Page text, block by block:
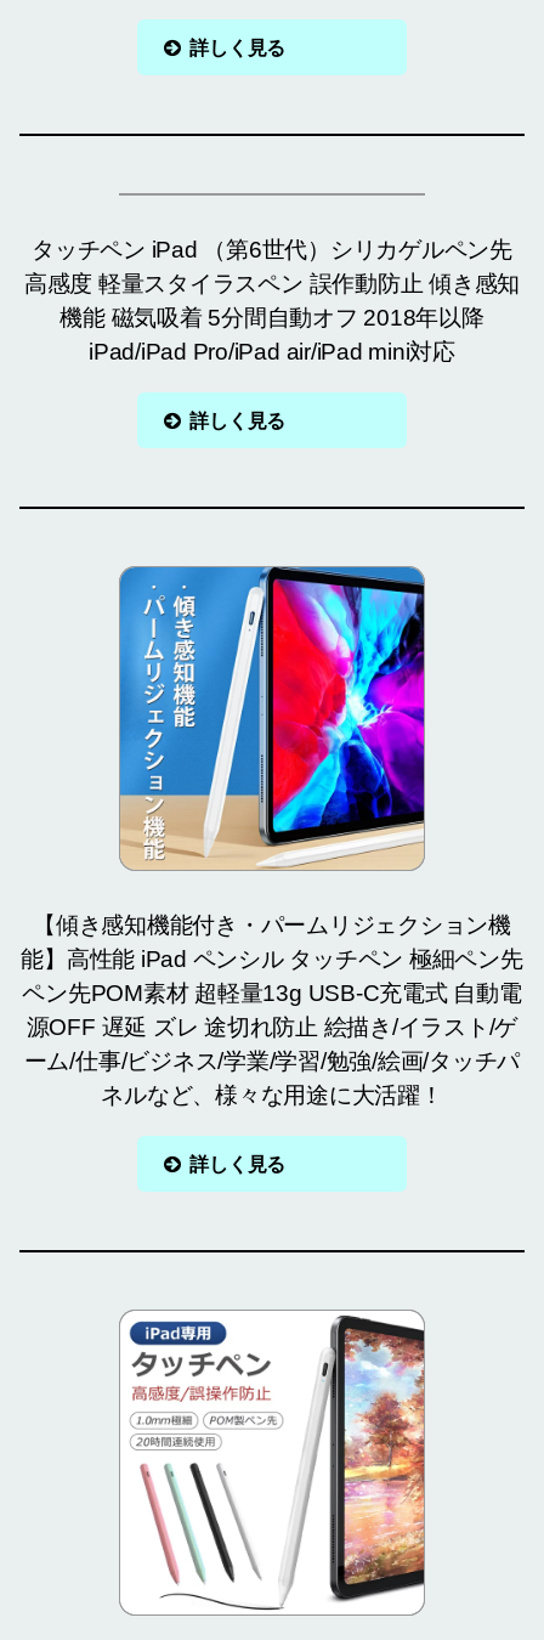
詳しく見る
タッチペン iPad （第6世代）シリカゲルペン先
高感度 軽量スタイラスペン 誤作動防止 傾き感知
機能 磁気吸着 5分間自動オフ 2018年以降
iPad/iPad Pro/iPad air/iPad mini対応
詳しく見る
【傾き感知機能付き・パームリジェクション機
能】高性能 iPad ペンシル タッチペン 極細ペン先
ペン先POM素材 超軽量13g USB-C充電式 自動電
源OFF 遅延 ズレ 途切れ防止 絵描き/イラスト/ゲ
ーム/仕事/ビジネス/学業/学習/勉強/絵画/タッチパ
ネルなど、様々な用途に大活躍！
詳しく見る